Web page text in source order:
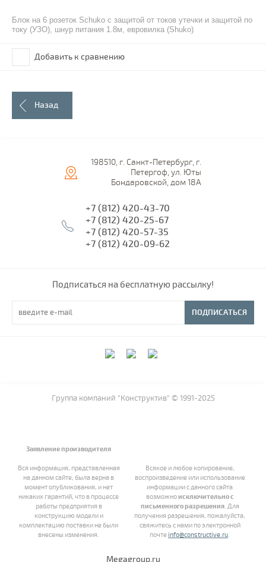
Блок на 6 розеток Schuko с защитой от токов утечки и защитой по
току (УЗО), шнур питания 1.8м, евровилка (Shuko)
Добавить к сравнению
Назад
198510, г. Санкт-Петербург, г.
Петергоф, ул. Юты
Бондаровской, дом 18А
+7 (812) 420-43-70
+7 (812) 420-25-67
+7 (812) 420-57-35
+7 (812) 420-09-62
Подписаться на бесплатную рассылку!
ПОДПИСАТЬСЯ
Группа компаний "Конструктив" © 1991-2025
Заявление производителя
Вся информация, представленная
на данном сайте, была верна в
момент опубликования, и нет
никаких гарантий, что в процессе
работы предприятия в
конструкцию модели и
комплектацию поставки не были
внесены изменения.
Всякое и любое копирование,
воспроизведение или использование
информации с данного сайта
возможноисключительно с
письменного разрешения. Для
получения разрешения, пожалуйста,
свяжитесь с нами по электронной
почте info@constructive.ru.
Megagroup.ru